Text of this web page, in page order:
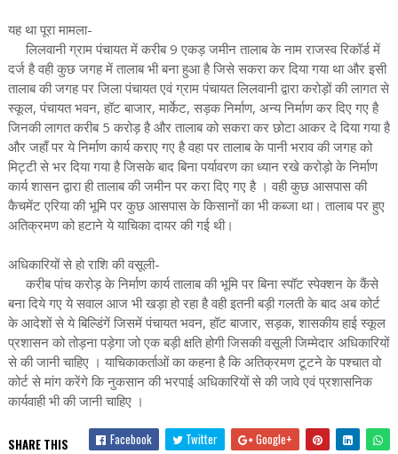
यह था पूरा मामला-
लिलवानी ग्राम पंचायत में करीब 9 एकड़ जमीन तालाब के नाम राजस्व रिकॉर्ड में
दर्ज है वही कुछ जगह में तालाब भी बना हुआ है जिसे सकरा कर दिया गया था और इसी
तालाब की जगह पर जिला पंचायत एवं ग्राम पंचायत लिलवानी द्वारा करोड़ों की लागत से
स्कूल, पंचायत भवन, हॉट बाजार, मार्केट, सड़क निर्माण, अन्य निर्माण कर दिए गए है
जिनकी लागत करीब 5 करोड़ है और तालाब को सकरा कर छोटा आकर दे दिया गया है
और जहाँ पर ये निर्माण कार्य कराए गए है वहा पर तालाब के पानी भराव की जगह को
मिट्टी से भर दिया गया है जिसके बाद बिना पर्यावरण का ध्यान रखे करोड़ो के निर्माण
कार्य शासन द्वारा ही तालाब की जमीन पर करा दिए गए है । वही कुछ आसपास की
कैचमेंट एरिया की भूमि पर कुछ आसपास के किसानों का भी कब्जा था। तालाब पर हुए
अतिक्रमण को हटाने ये याचिका दायर की गई थी।
अधिकारियों से हो राशि की वसूली-
करीब पांच करोड़ के निर्माण कार्य तालाब की भूमि पर बिना स्पॉट स्पेक्शन के कैंसे
बना दिये गए ये सवाल आज भी खड़ा हो रहा है वही इतनी बड़ी गलती के बाद अब कोर्ट
के आदेशों से ये बिल्डिंगें जिसमें पंचायत भवन, हॉट बाजार, सड़क, शासकीय हाई स्कूल
प्रशासन को तोड़ना पड़ेगा जो एक बड़ी क्षति होगी जिसकी वसूली जिम्मेदार अधिकारियों
से की जानी चाहिए । याचिकाकर्ताओं का कहना है कि अतिक्रमण टूटने के पश्चात वो
कोर्ट से मांग करेंगे कि नुकसान की भरपाई अधिकारियों से की जावे एवं प्रशासनिक
कार्यवाही भी की जानी चाहिए ।
SHARE THIS Facebook Twitter Google+